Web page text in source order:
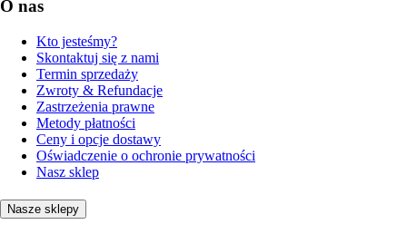
O nas
Kto jesteśmy?
Skontaktuj się z nami
Termin sprzedaży
Zwroty & Refundacje
Zastrzeżenia prawne
Metody płatności
Ceny i opcje dostawy
Oświadczenie o ochronie prywatności
Nasz sklep
Nasze sklepy